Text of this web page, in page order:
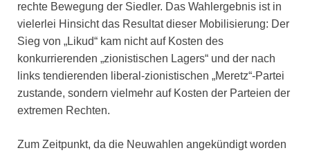
rechte Bewegung der Siedler. Das Wahlergebnis ist in
vielerlei Hinsicht das Resultat dieser Mobilisierung: Der
Sieg von „Likud“ kam nicht auf Kosten des
konkurrierenden „zionistischen Lagers“ und der nach
links tendierenden liberal-zionistischen „Meretz“-Partei
zustande, sondern vielmehr auf Kosten der Parteien der
extremen Rechten.
Zum Zeitpunkt, da die Neuwahlen angekündigt worden